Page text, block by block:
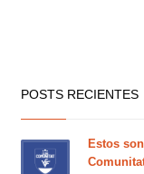
POSTS RECIENTES
Estos